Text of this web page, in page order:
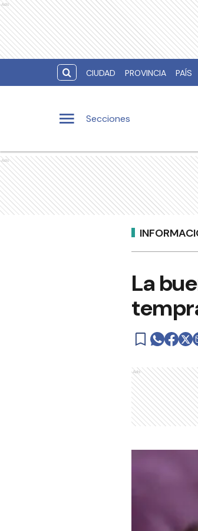
Ads
CIUDAD PROVINCIA PAÍS
Secciones
Ads
La
Ads